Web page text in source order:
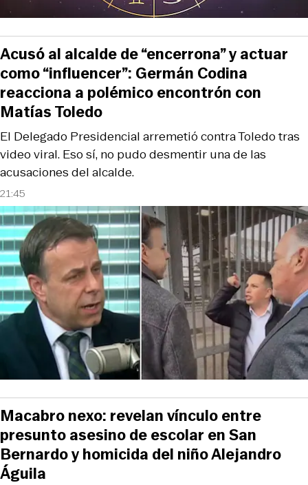
21:45
El Delegado Presidencial arremetió contra Toledo tras
video viral. Eso sí, no pudo desmentir una de las
acusaciones del alcalde.
Acusó al alcalde de “encerrona” y actuar
como “influencer”: Germán Codina
reacciona a polémico encontrón con
Matías Toledo
Macabro nexo: revelan vínculo entre
presunto asesino de escolar en San
Bernardo y homicida del niño Alejandro
Águila